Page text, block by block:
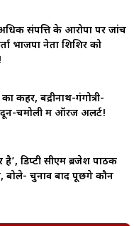
संपत्ति के आरोपों पर जांच
भाजपा नेता शिशिर को
कहर, बद्रीनाथ-गंगोत्री-
चमोली में ऑरेंज अलर्ट!
है’, डिप्टी सीएम ब्रजेश पाठक
बोले- चुनाव बाद पूछेंगे कौन